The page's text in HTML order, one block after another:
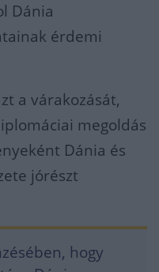
Dánia
érdemi
a várakozását,
megoldás
Dánia és
jórészt
hogy